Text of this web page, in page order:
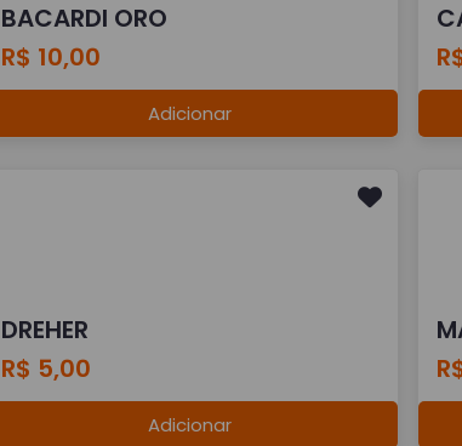
BACARDI ORO
R$ 10,00
Adicionar
DREHER
R$ 5,00
Adicionar